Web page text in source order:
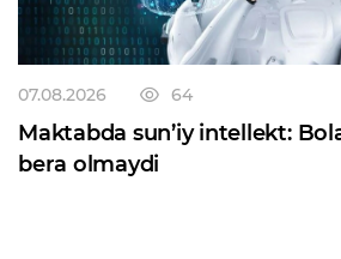
07.08.2026 64
Maktabda sun’iy intellekt: Bolalarga mehr
bera olmaydi